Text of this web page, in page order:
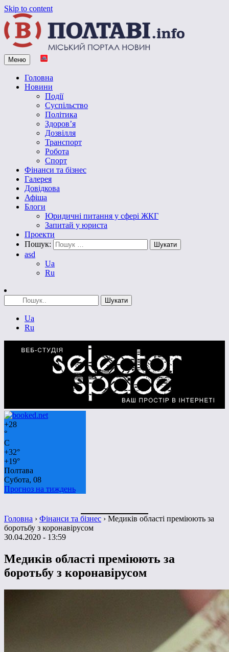
Skip to content
Vpoltave.info
Полтавський портал новин
Меню
Головна
Новини
Події
Суспільство
Політика
Здоров’я
Дозвілля
Транспорт
Робота
Спорт
Фінанси та бізнес
Галерея
Довідкова
Афіша
Блоги
Юридичні питання у сфері ЖКГ
Запитай у юриста
Проекти
Пошук:
asd
Ua
Ru
Ua
Ru
+28
°
C
+32°
+19°
Полтава
Субота, 08
Прогноз на тиждень
Головна › Фінанси та бізнес › Медиків області преміюють за
боротьбу з коронавірусом
30.04.2020 - 13:59
Медиків області преміюють за
боротьбу з коронавірусом